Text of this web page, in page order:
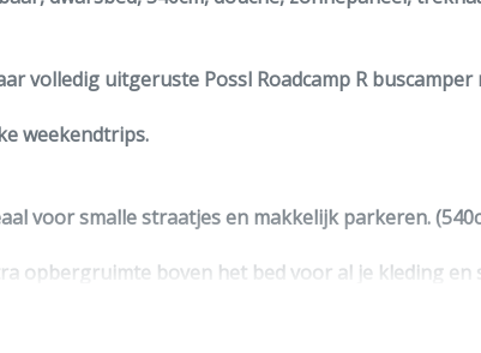
volledig uitgeruste Possl Roadcamp R buscamper
weekendtrips.
voor smalle straatjes en makkelijk parkeren.
opbergruimte boven het bed voor al je kleding en